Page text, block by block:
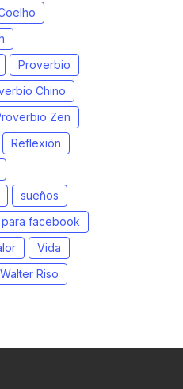
Proverbio
Chino
Zen
Reflexión
sueños
para facebook
Vida
Walter Riso